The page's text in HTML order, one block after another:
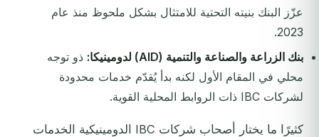
عزّز البنك بنيته التحتية للامتثال بشكل ملحوظ منذ عام
2023.
بنك الزراعة والصناعة والتنمية (AID) لدومينيكا:
ذو توجه
محلي في المقام الأول لكنه بدأ يُقدّم خدمات محدودة
لشركات IBC ذات الروابط المحلية القوية.
كثيرًا ما يختار أصحاب شركات IBC الدومينيكية الخدمات